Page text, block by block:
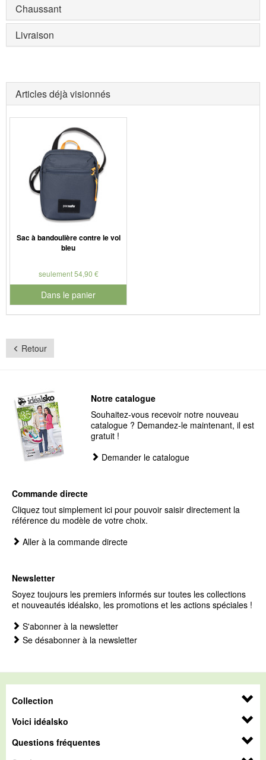
Chaussant
Livraison
Articles déjà visionnés
Sac à bandoulière contre le vol
bleu
seulement 54,90 €
Dans le panier
pour le numéro de produit 902280
Retour
Notre catalogue
Souhaitez-vous recevoir notre nouveau
catalogue ? Demandez-le maintenant, il est
gratuit !
Demander le catalogue
Commande directe
Cliquez tout simplement ici pour pouvoir saisir directement la
référence du modèle de votre choix.
Aller à la commande directe
Newsletter
Soyez toujours les premiers informés sur toutes les collections
et nouveautés idéalsko, les promotions et les actions spéciales !
S'abonner à la newsletter
Se désabonner à la newsletter
Collection
Voici idéalsko
Questions fréquentes